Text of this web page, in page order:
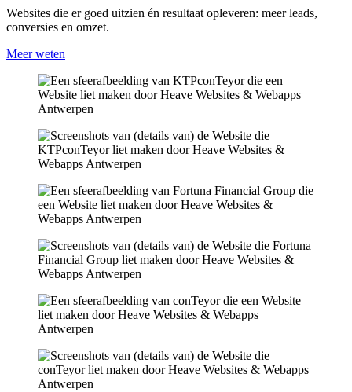
Websites die er goed uitzien én resultaat opleveren: meer leads,
conversies en omzet.
Meer weten